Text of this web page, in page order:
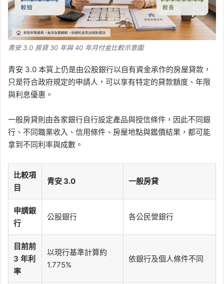
青安 3.0 房貸 30 年與 40 年月付金比較示意圖
青安 3.0 本質上仍是由公股銀行以自有資金承作的房屋貸款，
只是符合政府規定的申請人，可以享有特定的貸款額度、年限
與利息優惠。
一般房貸則由各家銀行自行設定產品與授信條件，因此不同銀
行、不同職業收入、信用條件、房屋地點與鑑價結果，都可能
拿到不同利率與成數。
比較項
目
青安 3.0 一般房貸
申請銀
行
公股銀行 各公民營銀行
目前前
3 年利
率
以現行基準計算約
1.775%
依銀行及個人條件不同